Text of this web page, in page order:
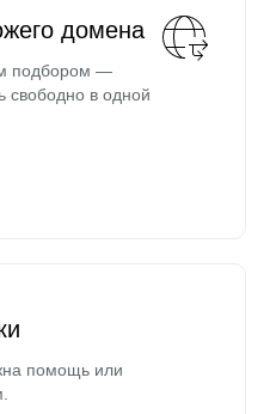
домена
подбором —
свободно в одной
помощь или